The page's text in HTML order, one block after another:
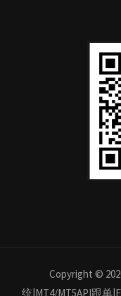
Copyright ©
统|MT4/MT5API跟单